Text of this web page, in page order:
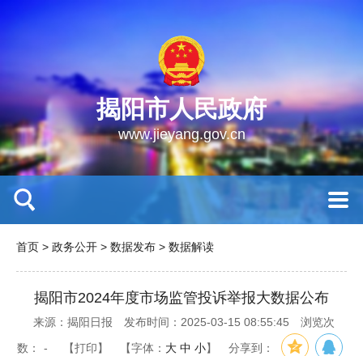
揭阳市人民政府
www.jieyang.gov.cn
首页 > 政务公开 > 数据发布 > 数据解读
揭阳市2024年度市场监管投诉举报大数据公布
来源：揭阳日报 发布时间：2025-03-15 08:55:45 浏览次
数： - 【打印】 【字体： 大 中 小】 分享到：